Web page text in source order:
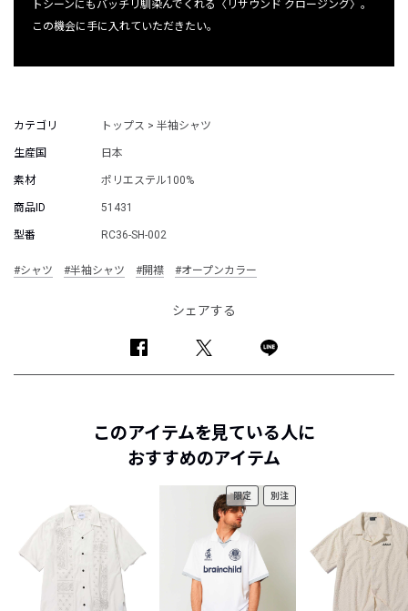
トシーンにもバッチリ馴染んでくれる〈リサウンド クロージング〉。
この機会に手に入れていただきたい。
カテゴリ トップス > 半袖シャツ
生産国 日本
素材 ポリエステル100%
商品ID 51431
型番 RC36-SH-002
#シャツ #半袖シャツ #開襟 #オープンカラー
シェアする
このアイテムを見ている人に
おすすめのアイテム
限定 別注